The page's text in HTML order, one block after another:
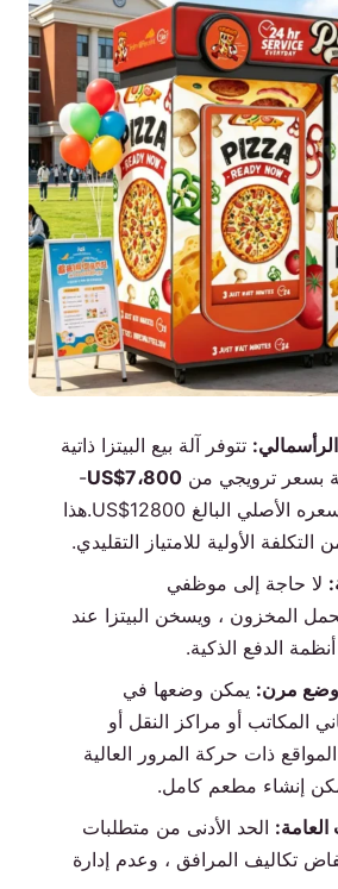
تتوفر آلة بيع البيتزا ذاتية
بسعر ترويجي من US$7،800-
توفير كبير من سعره الأصلي البالغ US$12800.هذا
الأولية للامتياز التقليدي.
لا حاجة إلى موظفي
المخزون ، ويسخن البيتزا عند
الدفع الذكية.
وضع مرن: يمكن وضعها في
المكاتب أو مراكز النقل أو
ذات حركة المرور العالية
إنشاء مطعم كامل.
الحد الأدنى من متطلبات
تكاليف المرافق ، وعدم إدارة